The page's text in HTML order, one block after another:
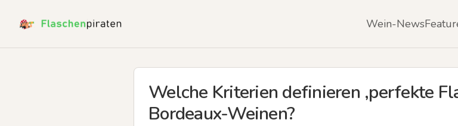
Wein-News
Welche Kriterien definieren ‚perfekte
Bordeaux-Weinen?